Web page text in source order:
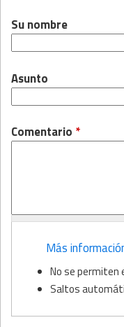
Su nombre
Asunto
Comentario *
Más
No se permiten
Saltos